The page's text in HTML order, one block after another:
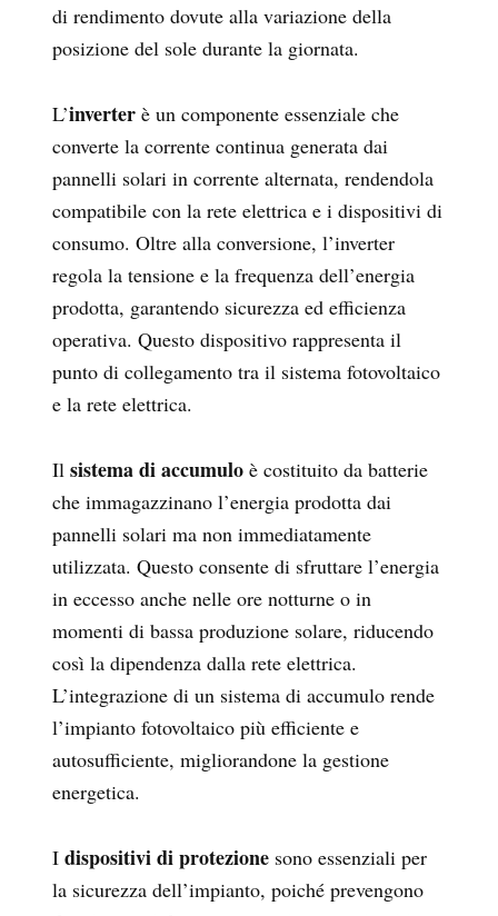
di rendimento dovute alla variazione della
posizione del sole durante la giornata.
L’inverter è un componente essenziale che
converte la corrente continua generata dai
pannelli solari in corrente alternata, rendendola
compatibile con la rete elettrica e i dispositivi di
consumo. Oltre alla conversione, l’inverter
regola la tensione e la frequenza dell’energia
prodotta, garantendo sicurezza ed efficienza
operativa. Questo dispositivo rappresenta il
punto di collegamento tra il sistema fotovoltaico
e la rete elettrica.
Il sistema di accumulo è costituito da batterie
che immagazzinano l’energia prodotta dai
pannelli solari ma non immediatamente
utilizzata. Questo consente di sfruttare l’energia
in eccesso anche nelle ore notturne o in
momenti di bassa produzione solare, riducendo
così la dipendenza dalla rete elettrica.
L’integrazione di un sistema di accumulo rende
l’impianto fotovoltaico più efficiente e
autosufficiente, migliorandone la gestione
energetica.
I dispositivi di protezione sono essenziali per
la sicurezza dell’impianto, poiché prevengono